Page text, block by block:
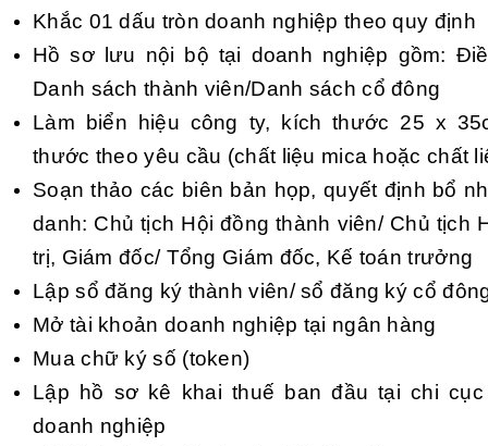
Khắc 01 dấu tròn doanh nghiệp theo quy định
Hồ sơ lưu nội bộ tại doanh nghiệp gồm:
Danh sách thành viên/Danh sách cổ đông
Làm biển hiệu công ty, kích thước 25 x
thước theo yêu cầu (chất liệu mica hoặc chất
Soạn thảo các biên bản họp, quyết định bổ
danh: Chủ tịch Hội đồng thành viên/ Chủ tịch
trị, Giám đốc/ Tổng Giám đốc, Kế toán trưởng
Lập sổ đăng ký thành viên/ sổ đăng ký cổ
Mở tài khoản doanh nghiệp tại ngân hàng
Mua chữ ký số (token)
Lập hồ sơ kê khai thuế ban đầu tại chi
doanh nghiệp